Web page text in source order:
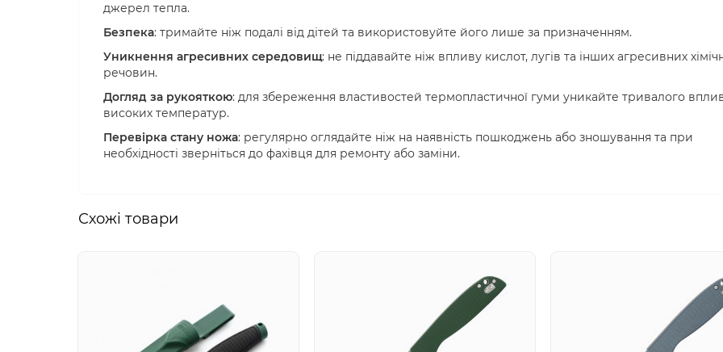
джерел тепла.
Безпека: тримайте ніж подалі від дітей та використовуйте його лише за призначенням.
Уникнення агресивних середовищ: не піддавайте ніж впливу кислот, лугів та інших агресивних
речовин.
Догляд за рукояткою: для збереження властивостей термопластичної гуми уникайте тривалого
високих температур.
Перевірка стану ножа: регулярно оглядайте ніж на наявність пошкоджень або зношування та при
необхідності зверніться до фахівця для ремонту або заміни.
Схожi товари